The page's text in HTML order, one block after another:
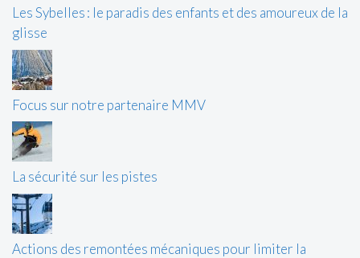
Les Sybelles : le paradis des enfants et des amoureux de la
glisse
Focus sur notre partenaire MMV
La sécurité sur les pistes
Actions des remontées mécaniques pour limiter la